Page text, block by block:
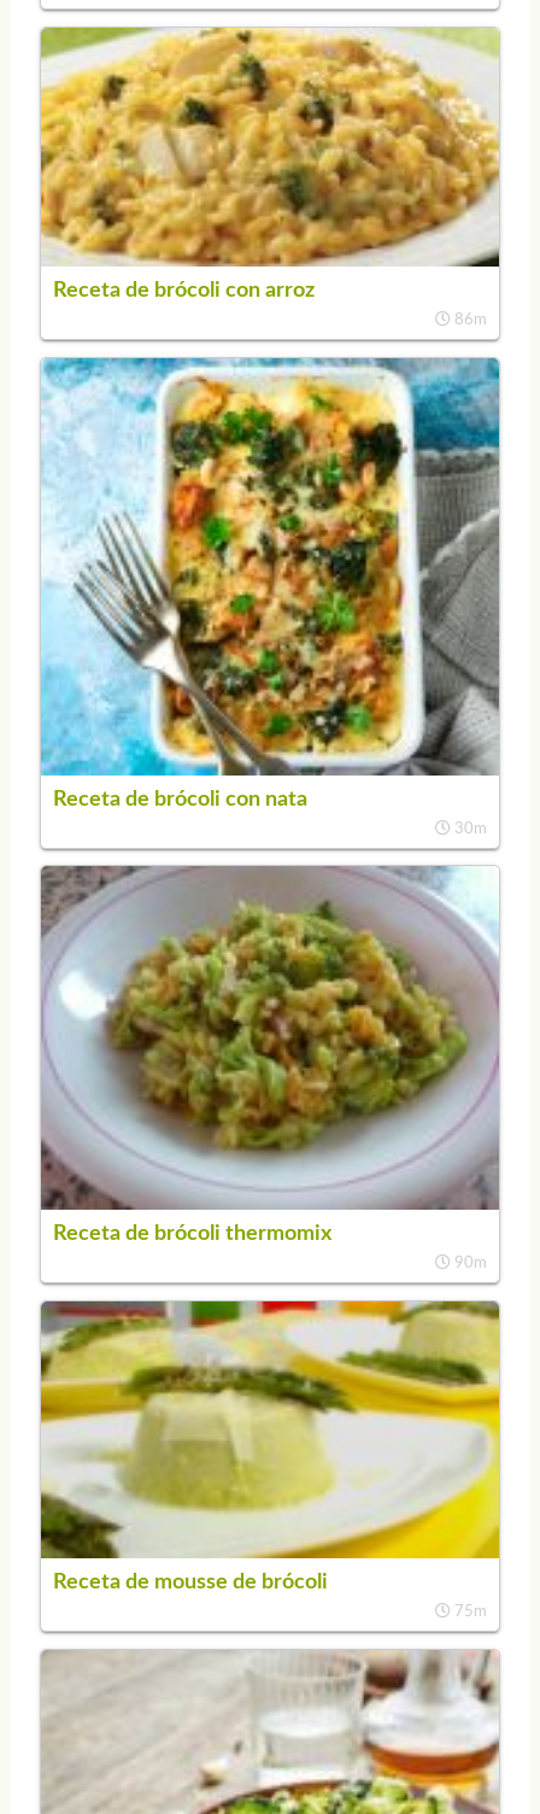
Receta de brócoli con arroz
86m
Receta de brócoli con nata
30m
Receta de brócoli thermomix
90m
Receta de mousse de brócoli
75m